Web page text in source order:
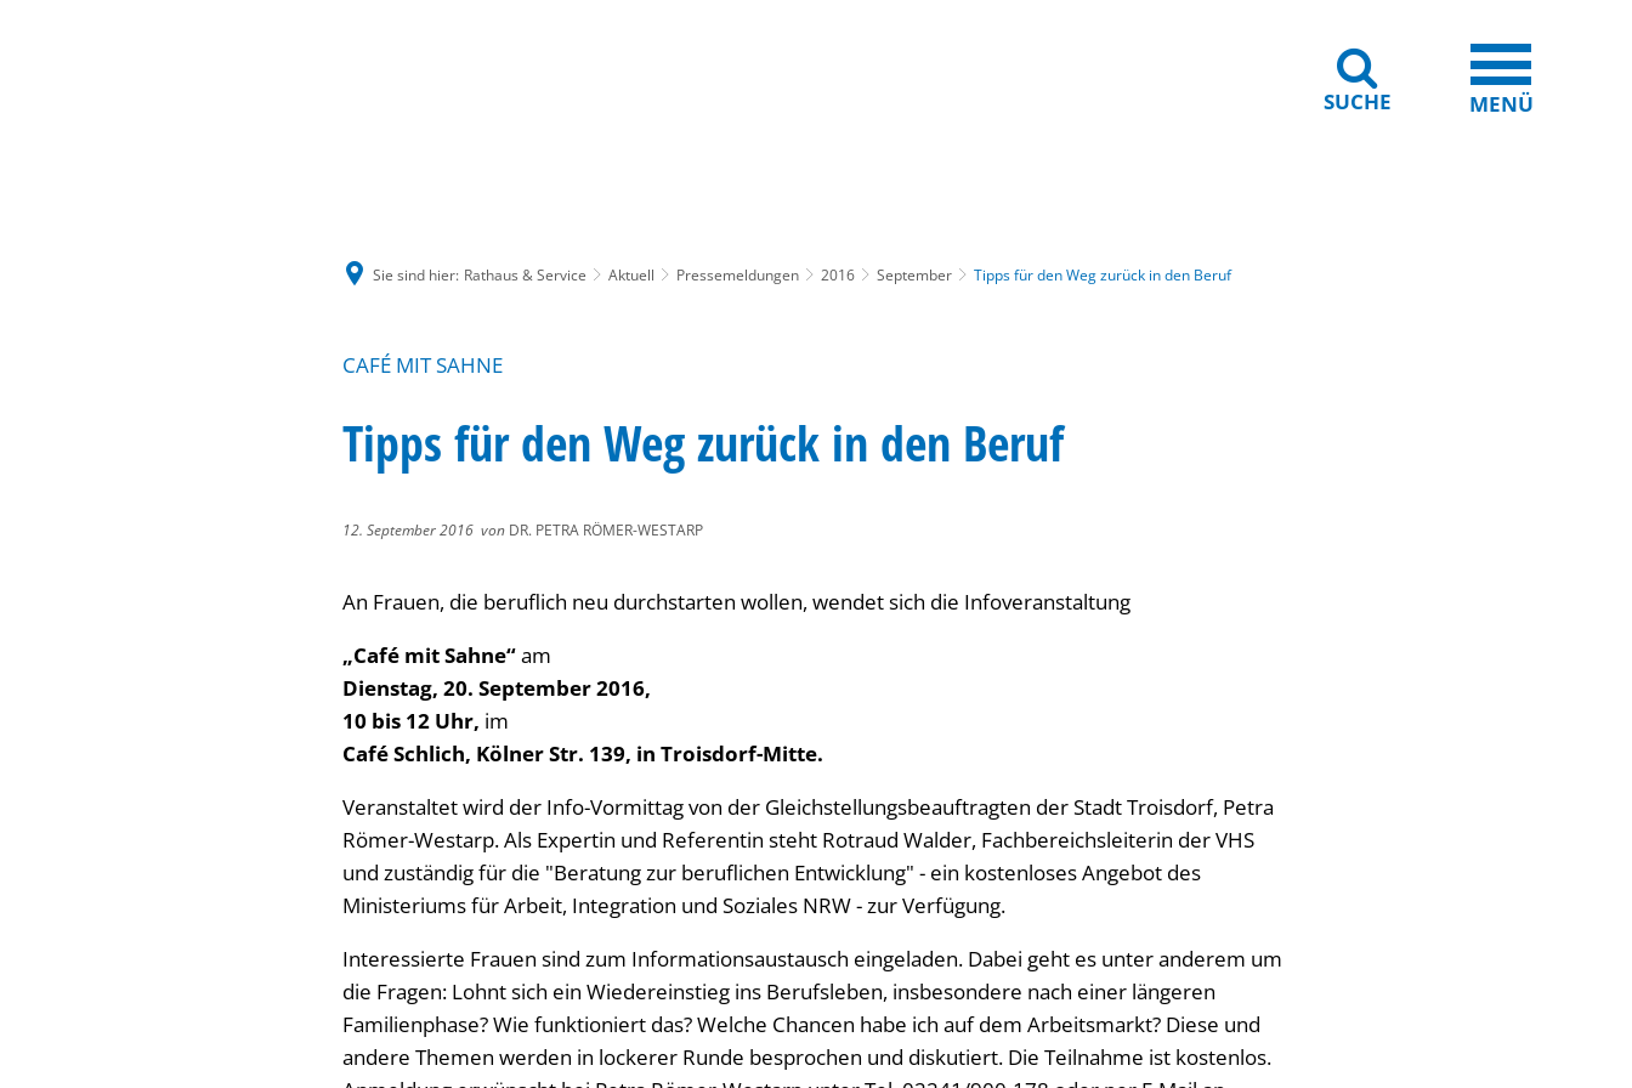
SUCHE MENÜ
Sie sind hier: Rathaus & Service Aktuell Pressemeldungen 2016 September Tipps für den Weg zurück in den Beruf
CAFÉ MIT SAHNE
Tipps für den Weg zurück in den Beruf
12. September 2016 von DR. PETRA RÖMER-WESTARP
An Frauen, die beruflich neu durchstarten wollen, wendet sich die Infoveranstaltung
„Café mit Sahne“am
Dienstag, 20. September 2016,
10 bis 12 Uhr, im
Café Schlich, Kölner Str. 139, in Troisdorf-Mitte.
Veranstaltet wird der Info-Vormittag von der Gleichstellungsbeauftragten der Stadt Troisdorf, Petra
Römer-Westarp. Als Expertin und Referentin steht Rotraud Walder, Fachbereichsleiterin der VHS
und zuständig für die "Beratung zur beruflichen Entwicklung" - ein kostenloses Angebot des
Ministeriums für Arbeit, Integration und Soziales NRW - zur Verfügung.
Interessierte Frauen sind zum Informationsaustausch eingeladen. Dabei geht es unter anderem um
die Fragen: Lohnt sich ein Wiedereinstieg ins Berufsleben, insbesondere nach einer längeren
Familienphase? Wie funktioniert das? Welche Chancen habe ich auf dem Arbeitsmarkt? Diese und
andere Themen werden in lockerer Runde besprochen und diskutiert. Die Teilnahme ist kostenlos.